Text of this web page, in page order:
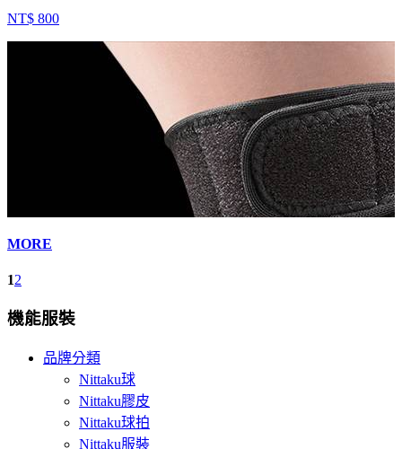
NT$ 800
MORE
12
機能服裝
品牌分類
Nittaku球
Nittaku膠皮
Nittaku球拍
Nittaku服裝